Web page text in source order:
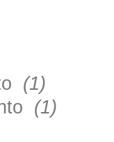
(1)
(1)